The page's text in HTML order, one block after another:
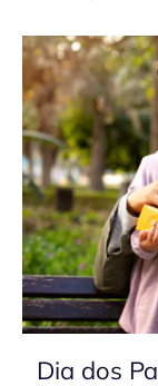
Dia dos